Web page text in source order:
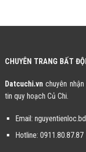
CHUYÊN TRANG BẤT
Datcuchi.vnchuyên
tin quy hoạch Củ Chi.
Email:
Hotline: 0911.80.87.87